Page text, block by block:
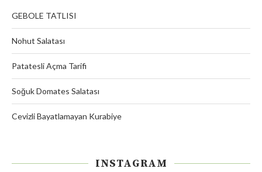
GEBOLE TATLISI
Nohut Salatası
Patatesli Açma Tarifi
Soğuk Domates Salatası
Cevizli Bayatlamayan Kurabiye
INSTAGRAM